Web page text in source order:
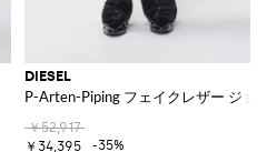
DIESEL
P-Arten-Piping フェイクレザー ジョ
￥52,917
￥34,395
-35%